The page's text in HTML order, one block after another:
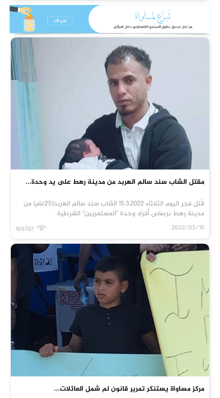
مقتل الشاب سند سالم الهربد من مدينة رهط على يد وحدة...
قُتل فجر اليوم الثلاثاء 15.3.2022 الشاب سند سالم الهربد(25عام) من
مدينة رهط برصاص أفراد وحدة "المستعربين" الشرطية.
2022/03/15
مركز مساواة يستنكر تمرير قانون لم شمل العائلات...